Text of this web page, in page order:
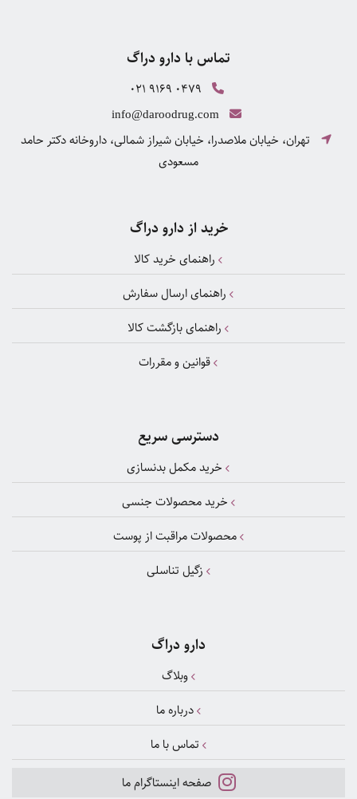
تماس با دارو دراگ
021 9169 0479
info@daroodrug.com
تهران، خیابان ملاصدرا، خیابان شیراز شمالی، داروخانه دکتر حامد
مسعودی
خرید از دارو دراگ
راهنمای خرید کالا
راهنمای ارسال سفارش
راهنمای بازگشت کالا
قوانین و مقررات
دسترسی سریع
خرید مکمل بدنسازی
خرید محصولات جنسی
محصولات مراقبت از پوست
زگیل تناسلی
دارو دراگ
وبلاگ
درباره ما
تماس با ما
صفحه اینستاگرام ما